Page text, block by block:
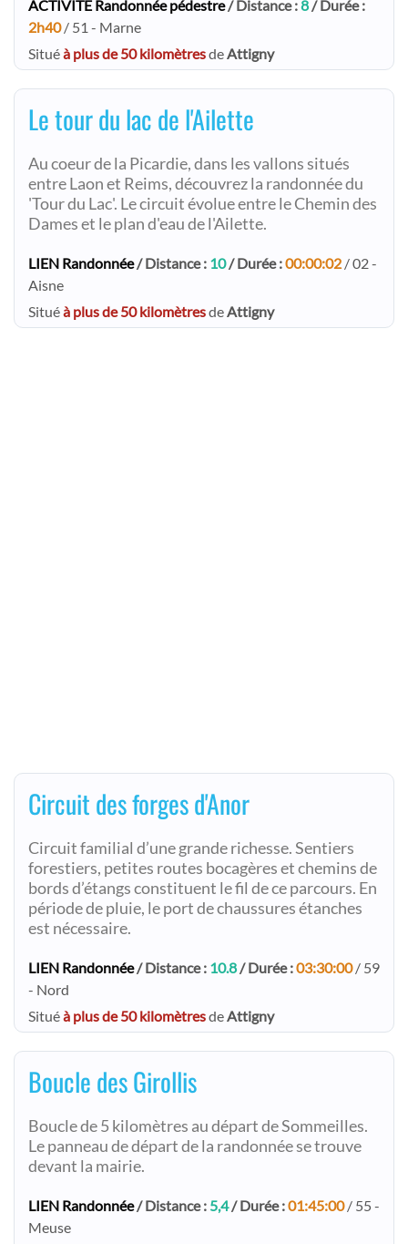
ACTIVITE Randonnée pédestre/ Distance :8/ Durée :
2h40/ 51 - Marne
Situéà plus de 50 kilomètresdeAttigny
Le tour du lac de l'Ailette
Au coeur de la Picardie, dans les vallons situés
entre Laon et Reims, découvrez la randonnée du
'Tour du Lac'. Le circuit évolue entre le Chemin des
Dames et le plan d'eau de l'Ailette.
LIEN Randonnée/ Distance : 10/ Durée :00:00:02 / 02 -
Aisne
Situéà plus de 50 kilomètresdeAttigny
Circuit des forges d'Anor
Circuit familial d’une grande richesse. Sentiers
forestiers, petites routes bocagères et chemins de
bords d’étangs constituent le fil de ce parcours. En
période de pluie, le port de chaussures étanches
est nécessaire.
LIEN Randonnée/ Distance : 10.8/ Durée :03:30:00/ 59
- Nord
Situéà plus de 50 kilomètresdeAttigny
Boucle des Girollis
Boucle de 5 kilomètres au départ de Sommeilles.
Le panneau de départ de la randonnée se trouve
devant la mairie.
LIEN Randonnée/ Distance : 5,4/ Durée :01:45:00/ 55 -
Meuse